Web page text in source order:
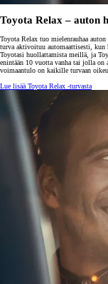
Toyota Relax – auton
Toyota Relax tuo mielenrauhaa
turva aktivoituu automaattisesti, kun
Toyotasi huollattamista meillä, ja
enintään 10 vuotta vanha tai jolla on
voimaantulo on kaikille turvaan
Lue lisää Toyota Relax -turvasta